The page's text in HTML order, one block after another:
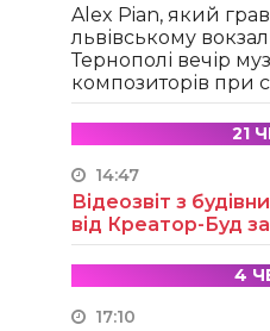
Alex Pian, який
львівському
Тернополі вечір
композиторів при
21
14:47
Відеозвіт з
від Креатор-Буд
4
17:10